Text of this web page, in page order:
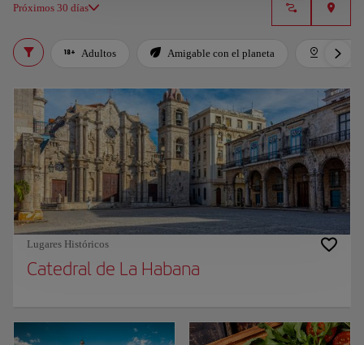
Próximos 30 días
Adultos Amigable con el planeta
Lugares Históricos
Catedral de La Habana